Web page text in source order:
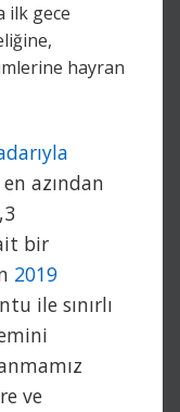
ilk gece
hayran
azından
bir
2019
ile sınırlı
ve